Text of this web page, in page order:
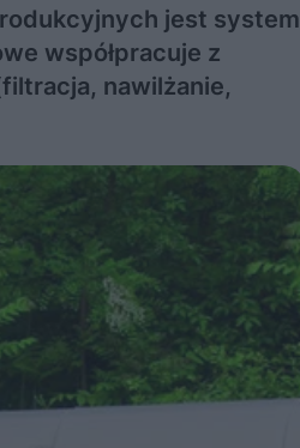
jest system
współpracuje z
nawilżanie,